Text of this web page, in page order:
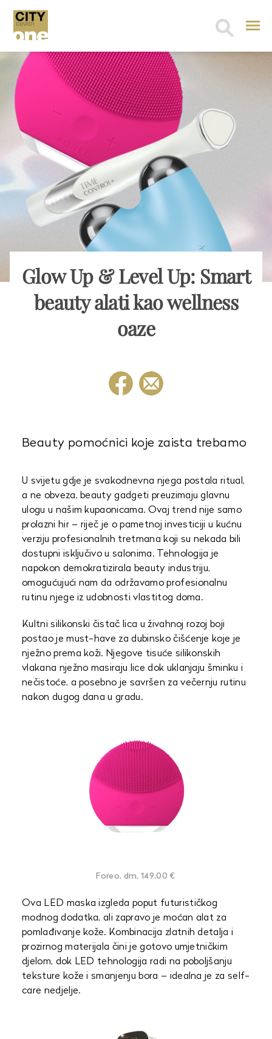
Search
Glow Up & Level Up: Smart
beauty alati kao wellness
oaze
Beauty pomoćnici koje zaista trebamo
U svijetu gdje je svakodnevna njega postala ritual,
a ne obveza, beauty gadgeti preuzimaju glavnu
ulogu u našim kupaonicama. Ovaj trend nije samo
prolazni hir – riječ je o pametnoj investiciji u kućnu
verziju profesionalnih tretmana koji su nekada bili
dostupni isključivo u salonima. Tehnologija je
napokon demokratizirala beauty industriju,
omogućujući nam da održavamo profesionalnu
rutinu njege iz udobnosti vlastitog doma.
Kultni silikonski čistač lica u živahnoj rozoj boji
postao je must-have za dubinsko čišćenje koje je
nježno prema koži. Njegove tisuće silikonskih
vlakana nježno masiraju lice dok uklanjaju šminku i
nečistoće, a posebno je savršen za večernju rutinu
nakon dugog dana u gradu.
Foreo, dm, 149,00 €
Ova LED maska izgleda poput futurističkog
modnog dodatka, ali zapravo je moćan alat za
pomlađivanje kože. Kombinacija zlatnih detalja i
prozirnog materijala čini je gotovo umjetničkim
djelom, dok LED tehnologija radi na poboljšanju
teksture kože i smanjenju bora – idealna je za self-
care nedjelje.